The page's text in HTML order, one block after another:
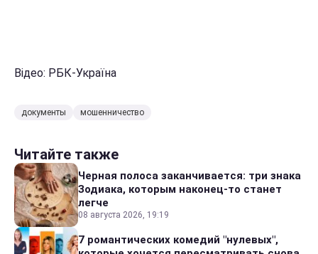
Відео: РБК-Україна
документы мошенничество
Читайте также
Черная полоса заканчивается: три знака
Зодиака, которым наконец-то станет
легче
08 августа 2026, 19:19
7 романтических комедий "нулевых",